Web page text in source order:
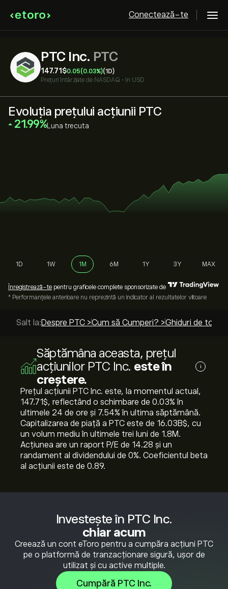
Conectează-te
PTC Inc. PTC
147.71‎$‎0.05(0.03%)(1D)
Prețuri întârziate de NASDAQ • în USD
Investește în PTC Inc.
chiar acum
Creează un cont eToro pentru a cumpăra acțiuni PTC
pe o platformă de tranzacționare sigură, ușor de
utilizat și cu active multiple.
Cumpără PTC Inc.
Evoluția prețului acțiunii PTC
‎21.99‎ Luna trecuta
1D 1W 1M 6M 1Y 3Y MAX
Înregistrează-te pentru graficele complete sponsorizate de
* Performanțele anterioare nu reprezintă un indicator al rezultatelor viitoare
Salt la:Despre PTC >Cum să Cumperi? >Ghiduri de top >
Săptămâna aceasta, prețul
acțiunilor PTC Inc. este în
creștere.
i
Prețul acțiunii PTC Inc. este, la momentul actual,
147.71‎$‎, reflectând o schimbare de ‎0.03‎% în
ultimele 24 de ore și ‎7.54‎% în ultima săptămână.
Capitalizarea de piață a PTC este de 16.03B‎$‎, cu
un volum mediu în ultimele trei luni de 1.8M.
Acțiunea are un raport P/E de 14.28 și un
randament al dividendului de 0%. Coeficientul beta
al acțiunii este de 0.89.